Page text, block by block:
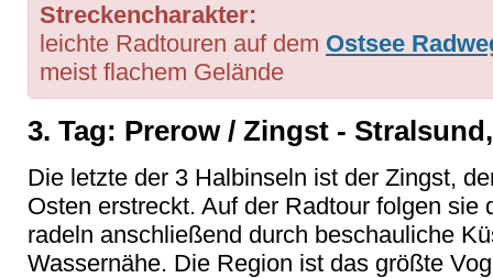
Streckencharakter:
leichte Radtouren auf dem Ostsee
meist flachem Gelände
3. Tag: Prerow / Zingst -
Die letzte der 3 Halbinseln ist der Zingst,
Osten erstreckt. Auf der Radtour folgen sie
radeln anschließend durch beschauliche
Wassernähe. Die Region ist das größte